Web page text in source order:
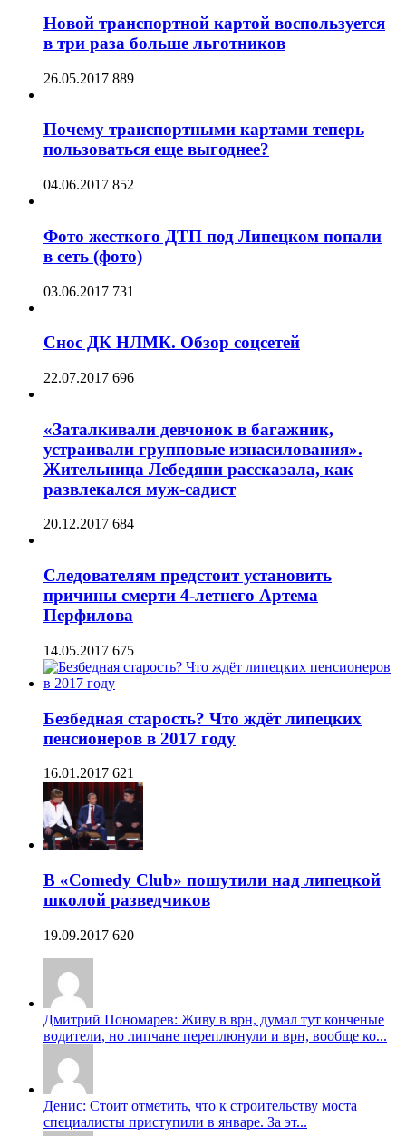
Новой транспортной картой воспользуется
в три раза больше льготников
26.05.2017 889
Почему транспортными картами теперь
пользоваться еще выгоднее?
04.06.2017 852
Фото жесткого ДТП под Липецком попали
в сеть (фото)
03.06.2017 731
Снос ДК НЛМК. Обзор соцсетей
22.07.2017 696
«Заталкивали девчонок в багажник,
устраивали групповые изнасилования».
Жительница Лебедяни рассказала, как
развлекался муж-садист
20.12.2017 684
Следователям предстоит установить
причины смерти 4-летнего Артема
Перфилова
14.05.2017 675
Безбедная старость? Что ждёт липецких
пенсионеров в 2017 году
16.01.2017 621
В «Comedy Club» пошутили над липецкой
школой разведчиков
19.09.2017 620
Дмитрий Пономарев: Живу в врн, думал тут конченые
водители, но липчане переплюнули и врн, вообще ко...
Денис: Стоит отметить, что к строительству моста
специалисты приступили в январе. За эт...